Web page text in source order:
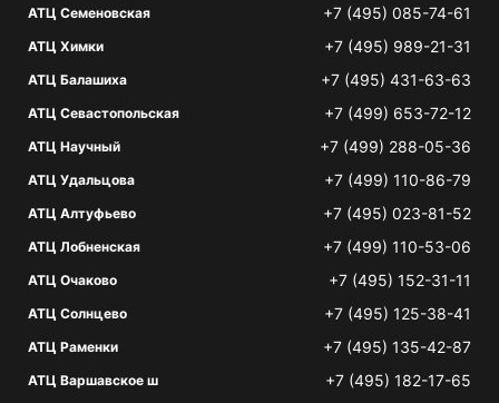
АТЦ Семеновская +7 (495) 085-74-61
АТЦ Химки +7 (495) 989-21-31
АТЦ Балашиха +7 (495) 431-63-63
АТЦ Севастопольская +7 (499) 653-72-12
АТЦ Научный +7 (499) 288-05-36
АТЦ Удальцова +7 (499) 110-86-79
АТЦ Алтуфьево +7 (495) 023-81-52
АТЦ Лобненская +7 (499) 110-53-06
АТЦ Очаково +7 (495) 152-31-11
АТЦ Солнцево +7 (495) 125-38-41
АТЦ Раменки +7 (495) 135-42-87
АТЦ Варшавское ш +7 (495) 182-17-65